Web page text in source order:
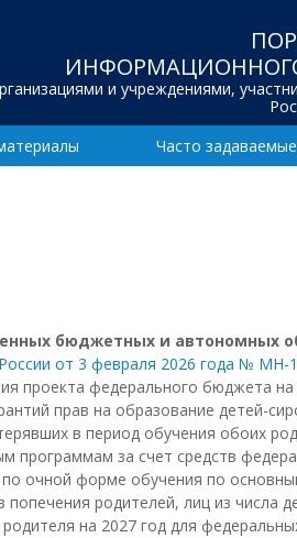
и учреждениями,
Часто
бюджетных и автономных
от 3 февраля 2026 года № МН-
проекта федерального бюджета
прав на образование детей-
в период обучения обоих
программам за счет средств
очной форме обучения по
родителей, лиц из
на 2027 год для